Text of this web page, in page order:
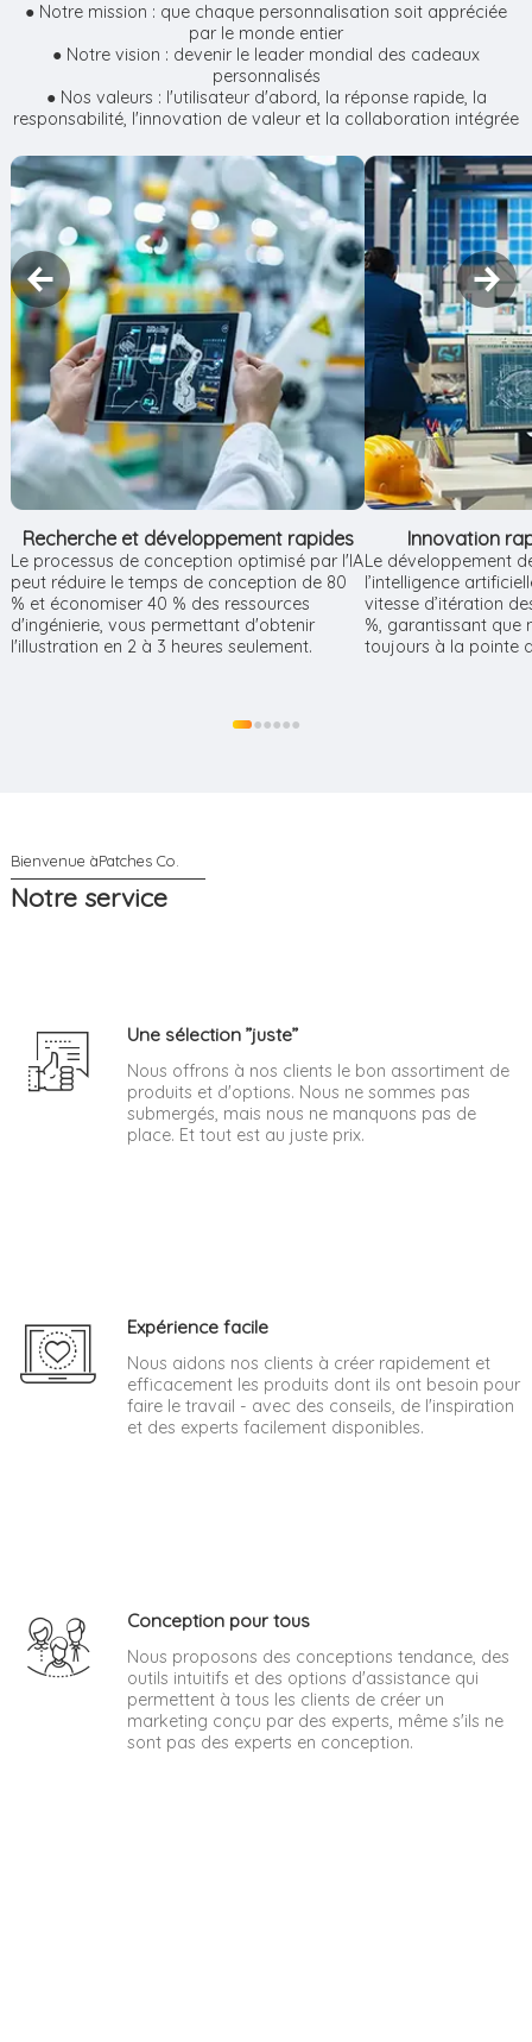
● Notre mission : que chaque personnalisation soit appréciée
par le monde entier
● Notre vision : devenir le leader mondial des cadeaux
personnalisés
● Nos valeurs : l'utilisateur d'abord, la réponse rapide, la
responsabilité, l'innovation de valeur et la collaboration intégrée
Recherche et développement rapides
Le processus de conception optimisé par l'IA
peut réduire le temps de conception de 80
% et économiser 40 % des ressources
d'ingénierie, vous permettant d'obtenir
l'illustration en 2 à 3 heures seulement.
Innovation
Le développement
l’intelligence
vitesse d’itération
%, garantissant que
toujours à la pointe
● ●●●●●
Notre service
Une sélection ”juste”
Nous offrons à nos clients le bon assortiment de
produits et d'options. Nous ne sommes pas
submergés, mais nous ne manquons pas de
place. Et tout est au juste prix.
Expérience facile
Nous aidons nos clients à créer rapidement et
efficacement les produits dont ils ont besoin pour
faire le travail - avec des conseils, de l'inspiration
et des experts facilement disponibles.
Conception pour tous
Nous proposons des conceptions tendance, des
outils intuitifs et des options d'assistance qui
permettent à tous les clients de créer un
marketing conçu par des experts, même s'ils ne
sont pas des experts en conception.